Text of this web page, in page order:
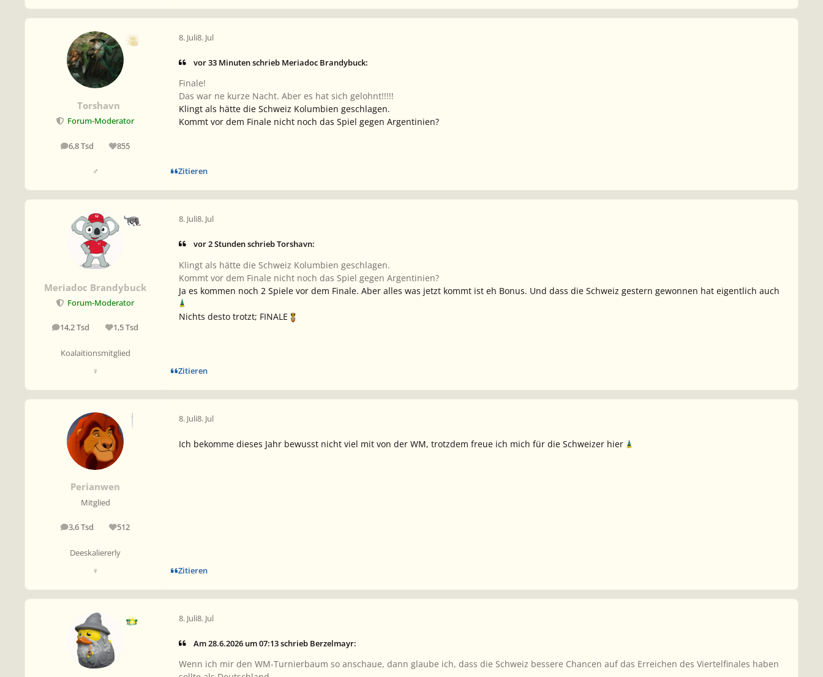
Torshavn
Forum-Moderator
6,8 Tsd
Beiträge 855
Reputation
♂
8. Juli8. Jul
vor 33 Minuten schrieb Meriadoc Brandybuck:
Finale!
Das war ne kurze Nacht. Aber es hat sich gelohnt!!!!!
Klingt als hätte die Schweiz Kolumbien geschlagen.
Kommt vor dem Finale nicht noch das Spiel gegen Argentinien?
Zitieren
Meriadoc Brandybuck
Forum-Moderator
14,2 Tsd
Beiträge 1,5 Tsd
Reputation
Koalaitionsmitglied
♀
8. Juli8. Jul
vor 2 Stunden schrieb Torshavn:
Klingt als hätte die Schweiz Kolumbien geschlagen.
Kommt vor dem Finale nicht noch das Spiel gegen Argentinien?
Ja es kommen noch 2 Spiele vor dem Finale. Aber alles was jetzt kommt ist eh Bonus. Und dass die Schweiz gestern gewonnen hat eigentlich auch
Nichts desto trotzt; FINALE
Zitieren
Perianwen
Mitglied
3,6 Tsd
Beiträge 512
Reputation
Deeskaliererly
♀
8. Juli8. Jul
Ich bekomme dieses Jahr bewusst nicht viel mit von der WM, trotzdem freue ich mich für die Schweizer hier
Zitieren
8. Juli8. Jul
Am 28.6.2026 um 07:13 schrieb Berzelmayr:
Wenn ich mir den WM-Turnierbaum so anschaue, dann glaube ich, dass die Schweiz bessere Chancen auf das Erreichen des Viertelfinales haben